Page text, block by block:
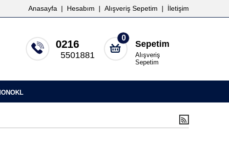
Sepetim
Alışveriş
Sepetim
0
0216
5501881
Anasayfa | Hesabım | Alışveriş Sepetim | İletişim